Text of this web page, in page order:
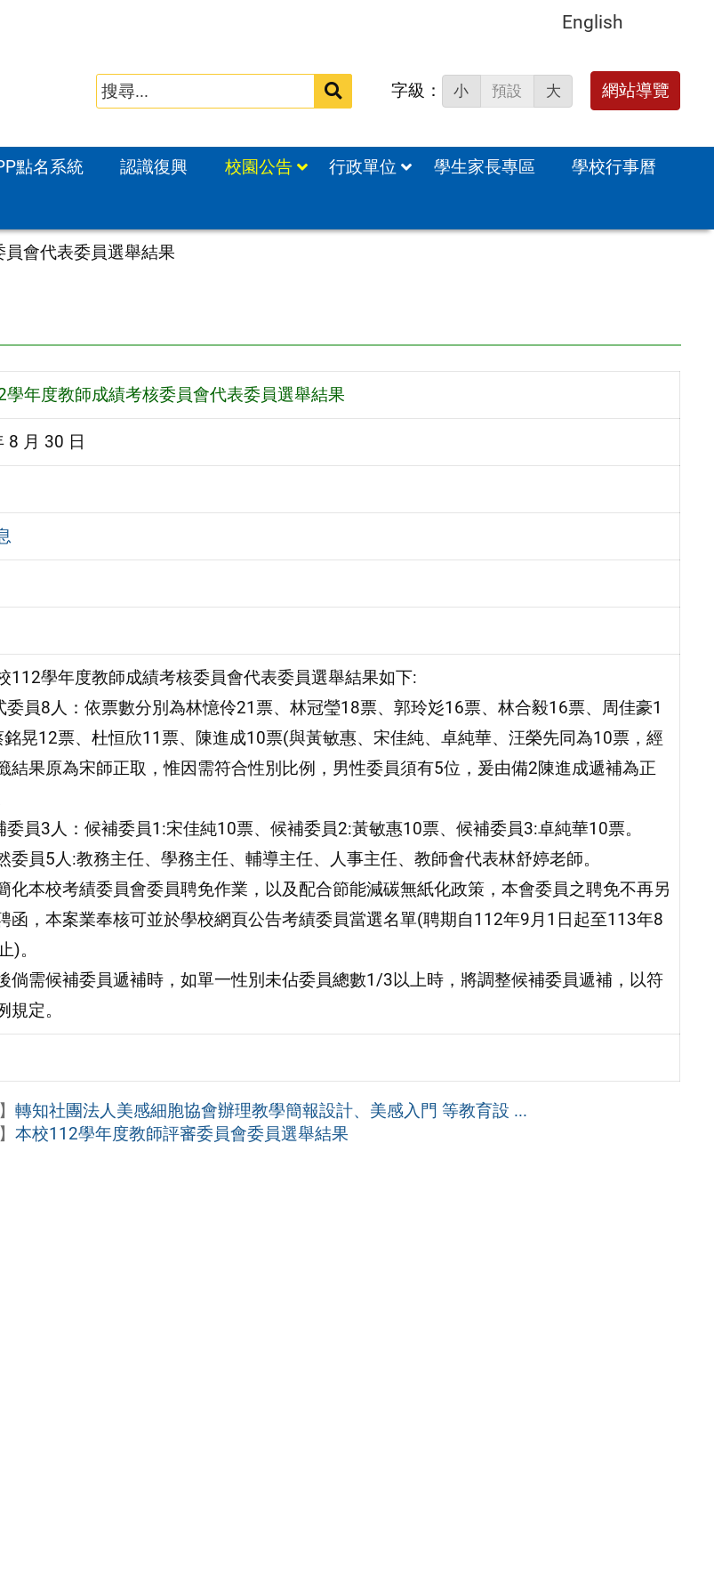
English
搜
字級： 小 預設 大 網站導覽
點名系統 認識復興 校園公告 行政單位 學生家長專區
學校行事曆
會代表委員選舉結果
學年度教師成績考核委員會代表委員選舉結果
8 月 30 日
112學年度教師成績考核委員會代表委員選舉結果如下:
委員8人：依票數分別為林憶伶21票、林冠瑩18票、郭玲彣16票、林合毅16票、周佳豪1
銘晃12票、杜恒欣11票、陳進成10票(與黃敏惠、宋佳純、卓純華、汪榮先同為10票，經
結果原為宋師正取，惟因需符合性別比例，男性委員須有5位，爰由備2陳進成遞補為正
委員3人：候補委員1:宋佳純10票、候補委員2:黃敏惠10票、候補委員3:卓純華10票。
委員5人:教務主任、學務主任、輔導主任、人事主任、教師會代表林舒婷老師。
化本校考績委員會委員聘免作業，以及配合節能減碳無紙化政策，本會委員之聘免不再另
函，本案業奉核可並於學校網頁公告考績委員當選名單(聘期自112年9月1日起至113年8
)。
倘需候補委員遞補時，如單一性別未佔委員總數1/3以上時，將調整候補委員遞補，以符
規定。
轉知社團法人美感細胞協會辦理教學簡報設計、美感入門 等教育設 ...
本校112學年度教師評審委員會委員選舉結果